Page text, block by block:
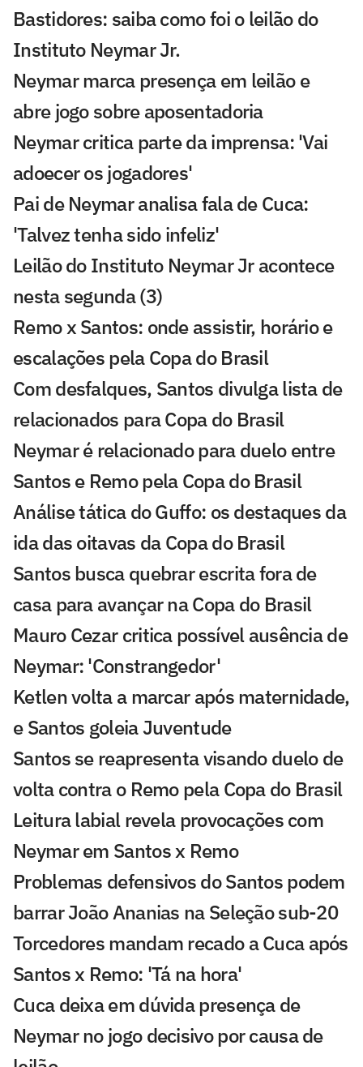
Bastidores: saiba como foi o leilão do
Instituto Neymar Jr.
Neymar marca presença em leilão e
abre jogo sobre aposentadoria
Neymar critica parte da imprensa: 'Vai
adoecer os jogadores'
Pai de Neymar analisa fala de Cuca:
'Talvez tenha sido infeliz'
Leilão do Instituto Neymar Jr acontece
nesta segunda (3)
Remo x Santos: onde assistir, horário e
escalações pela Copa do Brasil
Com desfalques, Santos divulga lista de
relacionados para Copa do Brasil
Neymar é relacionado para duelo entre
Santos e Remo pela Copa do Brasil
Análise tática do Guffo: os destaques da
ida das oitavas da Copa do Brasil
Santos busca quebrar escrita fora de
casa para avançar na Copa do Brasil
Mauro Cezar critica possível ausência de
Neymar: 'Constrangedor'
Ketlen volta a marcar após maternidade,
e Santos goleia Juventude
Santos se reapresenta visando duelo de
volta contra o Remo pela Copa do Brasil
Leitura labial revela provocações com
Neymar em Santos x Remo
Problemas defensivos do Santos podem
barrar João Ananias na Seleção sub-20
Torcedores mandam recado a Cuca após
Santos x Remo: 'Tá na hora'
Cuca deixa em dúvida presença de
Neymar no jogo decisivo por causa de